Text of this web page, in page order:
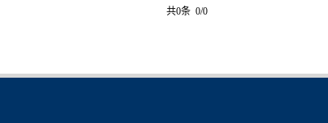
共0条 0/0